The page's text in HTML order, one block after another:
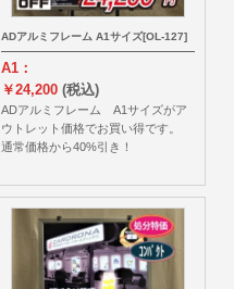
ADアルミフレーム A1サイズ[OL-127]
A1：
￥24,200 (税込)
ADアルミフレーム A1サイズがア
ウトレット価格でお買い得です。
通常価格から40%引き！